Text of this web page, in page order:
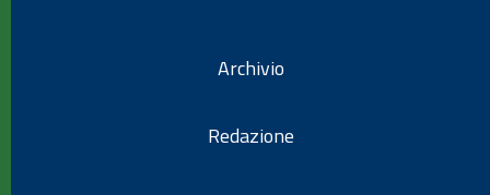
Archivio
Redazione